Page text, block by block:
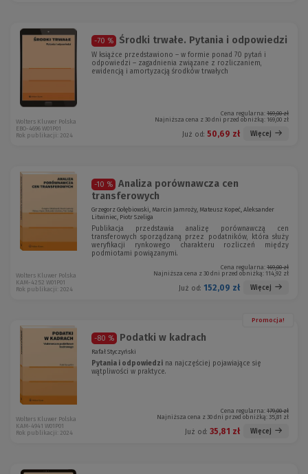
-70 % Środki trwałe. Pytania i odpowiedzi
W książce przedstawiono – w formie ponad 70 pytań i
odpowiedzi – zagadnienia związane z rozliczaniem,
ewidencją i amortyzacją środków trwałych
Cena regularna: 169,00 zł
Najniższa cena z 30 dni przed obniżką: 169,00 zł
Już od: 50,69 zł Więcej
Wolters Kluwer Polska
EBO-4696 W01P01
Rok publikacji: 2024
-10 %
Analiza porównawcza cen
transferowych
Grzegorz Gołębiowski, Marcin Jamroży, Mateusz Kopeć, Aleksander
Litwiniec, Piotr Szeliga
Publikacja przedstawia analizę porównawczą cen
transferowych sporządzaną przez podatników, która służy
weryfikacji rynkowego charakteru rozliczeń między
podmiotami powiązanymi.
Cena regularna: 169,00 zł
Najniższa cena z 30 dni przed obniżką: 114,92 zł
Już od: 152,09 zł Więcej
Wolters Kluwer Polska
KAM-4252 W01P01
Rok publikacji: 2024
Promocja!
-80 % Podatki w kadrach
Rafał Styczyński
Pytania i odpowiedzi na najczęściej pojawiające się
wątpliwości w praktyce.
Cena regularna: 179,00 zł
Najniższa cena z 30 dni przed obniżką: 35,81 zł
Już od: 35,81 zł Więcej
Wolters Kluwer Polska
KAM-4941 W01P01
Rok publikacji: 2024